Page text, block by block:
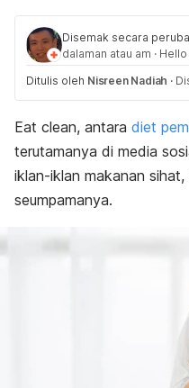
Disemak secara
dalaman atau am ·
Ditulis oleh Nisreen Nadiah ·
Eat clean, antara diet
terutamanya di media
iklan-iklan makanan
seumpamanya.